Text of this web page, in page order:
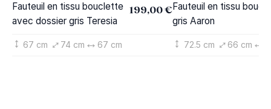
Fauteuil en tissu bouclette
avec dossier gris Teresia
199,00 €
67 cm 74 cm 67 cm
Fauteuil en tissu
gris Aaron
72.5 cm 66 cm